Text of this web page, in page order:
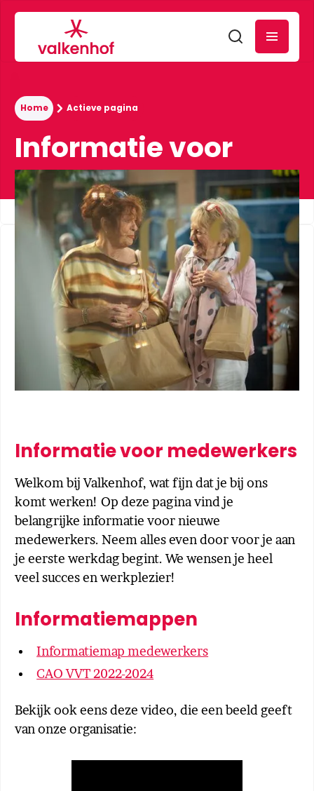
Home Actieve pagina
Informatie voor
medewerkers
Welkom bij Valkenhof
Informatie voor medewerkers
Welkom bij Valkenhof, wat fijn dat je bij ons
komt werken! Op deze pagina vind je
belangrijke informatie voor nieuwe
medewerkers. Neem alles even door voor je aan
je eerste werkdag begint. We wensen je heel
veel succes en werkplezier!
Informatiemappen
Informatiemap medewerkers
CAO VVT 2022-2024
Bekijk ook eens deze video, die een beeld geeft
van onze organisatie: